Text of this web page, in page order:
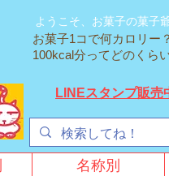
ようこそ、お菓子の菓子
お菓子1コで何カロリー？
100kcal分ってどのくら
LINEスタンプ販売
名称別